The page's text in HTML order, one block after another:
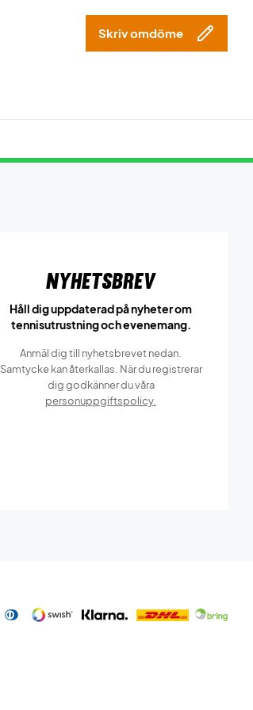
Skriv omdöme
Nyhetsbrev
Håll dig uppdaterad på nyheter om
tennisutrustning och evenemang.
Anmäl dig till nyhetsbrevet nedan.
Samtycke kan återkallas. När du registrerar
dig godkänner du våra
personuppgiftspolicy.